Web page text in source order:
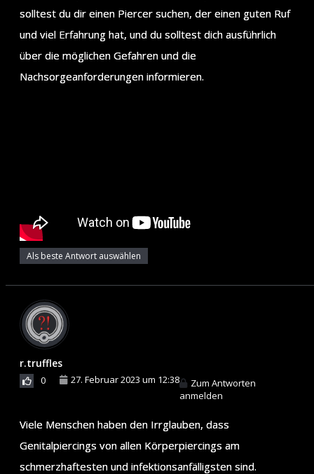
solltest du dir einen Piercer suchen, der einen guten Ruf
und viel Erfahrung hat, und du solltest dich ausführlich
über die möglichen Gefahren und die
Nachsorgeanforderungen informieren.
Als beste Antwort auswählen
r.truffles
0 27. Februar 2023 um 12:38
Zum Antworten
anmelden
Viele Menschen haben den Irrglauben, dass
Genitalpiercings von allen Körperpiercings am
schmerzhaftesten und infektionsanfälligsten sind.